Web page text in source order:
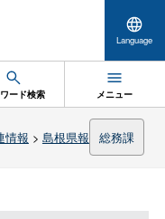
Language
ード検索 メニュー
情報 > 島根県報 総務課